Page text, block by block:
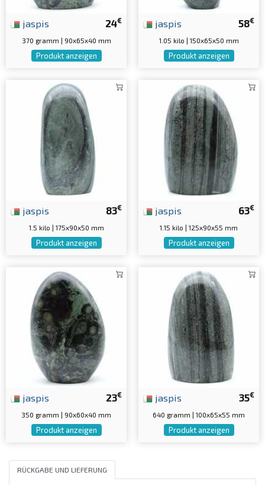
24€
jaspis
370 gramm | 90x65x40 mm
Produkt anzeigen
58€
jaspis
1.05 kilo | 150x65x50 mm
Produkt anzeigen
83€
jaspis
1.5 kilo | 175x90x50 mm
Produkt anzeigen
63€
jaspis
1.15 kilo | 125x90x55 mm
Produkt anzeigen
23€
jaspis
350 gramm | 90x60x40 mm
Produkt anzeigen
35€
jaspis
640 gramm | 100x65x55 mm
Produkt anzeigen
RÜCKGABE UND LIEFERUNG